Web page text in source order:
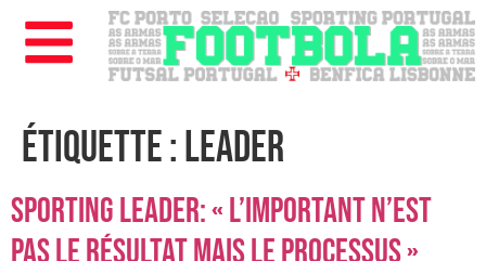
Étiquette :leader
Sporting leader: « l’important n’est